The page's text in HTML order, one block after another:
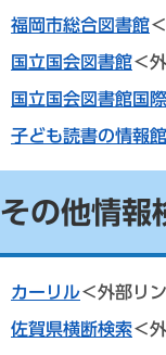
福岡市総合図書館
国立国会図書館＜
国立国会図書館国
子ども読書の情報館
その他情報
カーリル＜外部リ
佐賀県横断検索＜